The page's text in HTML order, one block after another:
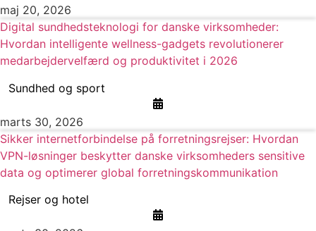
maj 20, 2026
Digital sundhedsteknologi for danske virksomheder:
Hvordan intelligente wellness-gadgets revolutionerer
medarbejdervelfærd og produktivitet i 2026
Sundhed og sport
marts 30, 2026
Sikker internetforbindelse på forretningsrejser: Hvordan
VPN-løsninger beskytter danske virksomheders sensitive
data og optimerer global forretningskommunikation
Rejser og hotel